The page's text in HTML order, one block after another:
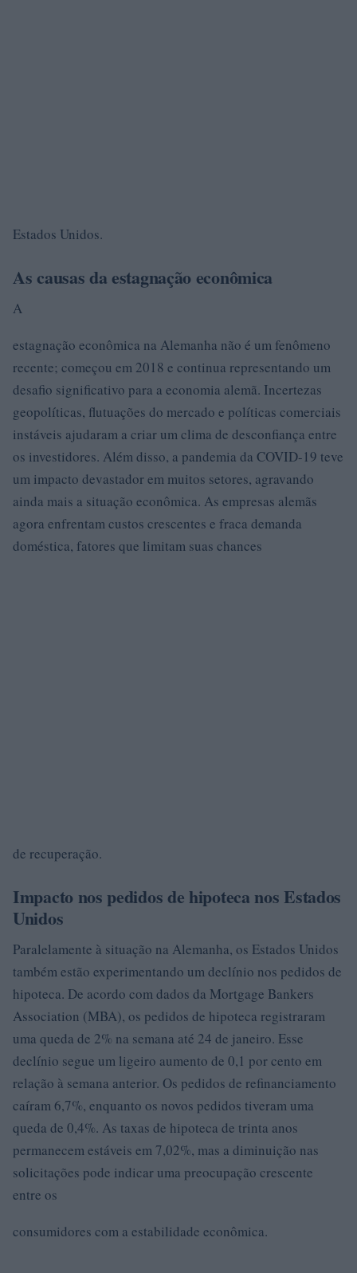
Estados Unidos.
As causas da estagnação econômica
A
estagnação econômica na Alemanha não é um fenômeno
recente; começou em 2018 e continua representando um
desafio significativo para a economia alemã. Incertezas
geopolíticas, flutuações do mercado e políticas comerciais
instáveis ajudaram a criar um clima de desconfiança entre
os investidores. Além disso, a pandemia da COVID-19 teve
um impacto devastador em muitos setores, agravando
ainda mais a situação econômica. As empresas alemãs
agora enfrentam custos crescentes e fraca demanda
doméstica, fatores que limitam suas chances
de recuperação.
Impacto nos pedidos de hipoteca nos Estados
Unidos
Paralelamente à situação na Alemanha, os Estados Unidos
também estão experimentando um declínio nos pedidos de
hipoteca. De acordo com dados da Mortgage Bankers
Association (MBA), os pedidos de hipoteca registraram
uma queda de 2% na semana até 24 de janeiro. Esse
declínio segue um ligeiro aumento de 0,1 por cento em
relação à semana anterior. Os pedidos de refinanciamento
caíram 6,7%, enquanto os novos pedidos tiveram uma
queda de 0,4%. As taxas de hipoteca de trinta anos
permanecem estáveis em 7,02%, mas a diminuição nas
solicitações pode indicar uma preocupação crescente
entre os
consumidores com a estabilidade econômica.